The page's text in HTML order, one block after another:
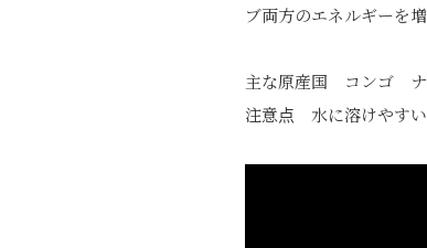
ブ両方のエネルギーを
主な原産国 コンゴ ナ
注意点 水に溶けやすい